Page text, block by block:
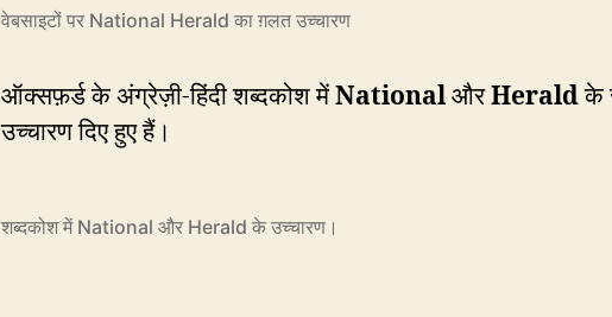
वेबसाइटों पर National Herald का ग़लत उच्चारण
ऑक्सफ़र्ड के अंग्रेज़ी-हिंदी शब्दकोश मेंNationalऔरHeraldके
उच्चारण दिए हुए हैं।
शब्दकोश में National और Herald के उच्चारण।